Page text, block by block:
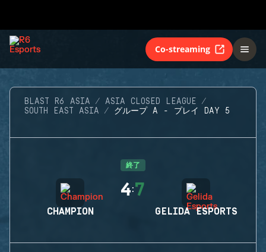
Co-streaming
BLAST R6 ASIA
ASIA CLOSED LEAGUE
SOUTH EAST ASIA
グループ A - プレイ DAY 5
終了
CHAMPION
4:7
GELIDA ESPORTS